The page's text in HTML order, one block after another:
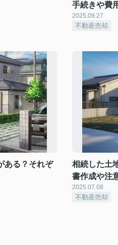
手続きや費
2025.09.27
不動産売却
ある？それぞ
相続した土
書作成や注
2025.07.08
不動産売却